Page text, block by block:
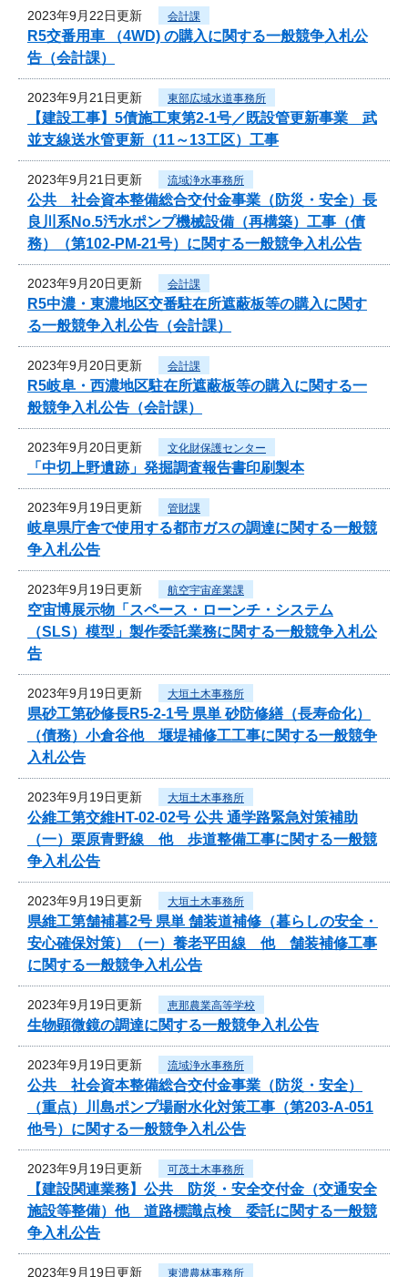
2023年9月22日更新 会計課
R5交番用車 （4WD) の購入に関する一般競争入札公
告（会計課）
2023年9月21日更新 東部広域水道事務所
【建設工事】5債施工東第2-1号／既設管更新事業 武
並支線送水管更新（11～13工区）工事
2023年9月21日更新 流域浄水事務所
公共 社会資本整備総合交付金事業（防災・安全）長
良川系No.5汚水ポンプ機械設備（再構築）工事（債
務）（第102-PM-21号）に関する一般競争入札公告
2023年9月20日更新 会計課
R5中濃・東濃地区交番駐在所遮蔽板等の購入に関す
る一般競争入札公告（会計課）
2023年9月20日更新 会計課
R5岐阜・西濃地区駐在所遮蔽板等の購入に関する一
般競争入札公告（会計課）
2023年9月20日更新 文化財保護センター
「中切上野遺跡」発掘調査報告書印刷製本
2023年9月19日更新 管財課
岐阜県庁舎で使用する都市ガスの調達に関する一般競
争入札公告
2023年9月19日更新 航空宇宙産業課
空宙博展示物「スペース・ローンチ・システム
（SLS）模型」製作委託業務に関する一般競争入札公
告
2023年9月19日更新 大垣土木事務所
県砂工第砂修長R5-2-1号 県単 砂防修繕（長寿命化）
（債務）小倉谷他 堰堤補修工工事に関する一般競争
入札公告
2023年9月19日更新 大垣土木事務所
公維工第交維HT-02-02号 公共 通学路緊急対策補助
（一）栗原青野線 他 歩道整備工事に関する一般競
争入札公告
2023年9月19日更新 大垣土木事務所
県維工第舗補暮2号 県単 舗装道補修（暮らしの安全・
安心確保対策）（一）養老平田線 他 舗装補修工事
に関する一般競争入札公告
2023年9月19日更新 恵那農業高等学校
生物顕微鏡の調達に関する一般競争入札公告
2023年9月19日更新 流域浄水事務所
公共 社会資本整備総合交付金事業（防災・安全）
（重点）川島ポンプ場耐水化対策工事（第203-A-051
他号）に関する一般競争入札公告
2023年9月19日更新 可茂土木事務所
【建設関連業務】公共 防災・安全交付金（交通安全
施設等整備）他 道路標識点検 委託に関する一般競
争入札公告
2023年9月19日更新 東濃農林事務所